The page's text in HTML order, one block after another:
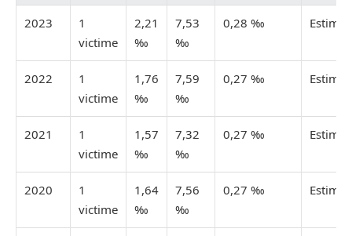
2023
1
victime
2,21
‰
7,53
‰
0,28 ‰ Estimée
2022
1
victime
1,76
‰
7,59
‰
0,27 ‰ Estimée
2021
1
victime
1,57
‰
7,32
‰
0,27 ‰ Estimée
2020
1
victime
1,64
‰
7,56
‰
0,27 ‰ Estimée